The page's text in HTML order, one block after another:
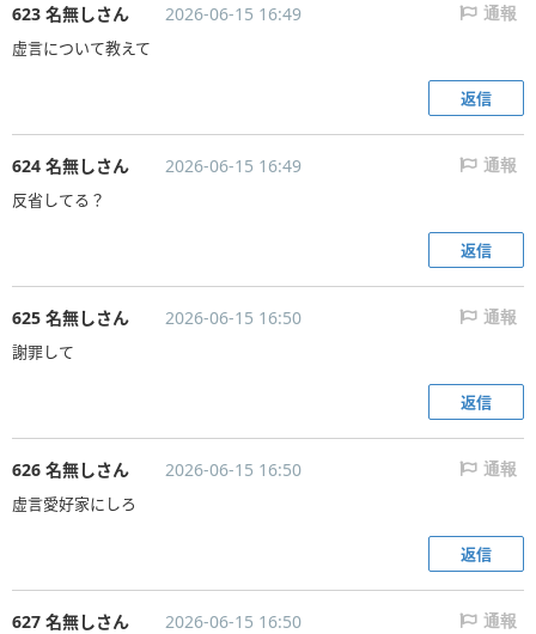
623 名無しさん 2026-06-15 16:49 通報
虚言について教えて
返信
624 名無しさん 2026-06-15 16:49 通報
反省してる？
返信
625 名無しさん 2026-06-15 16:50 通報
謝罪して
返信
626 名無しさん 2026-06-15 16:50 通報
虚言愛好家にしろ
返信
627 名無しさん 2026-06-15 16:50 通報